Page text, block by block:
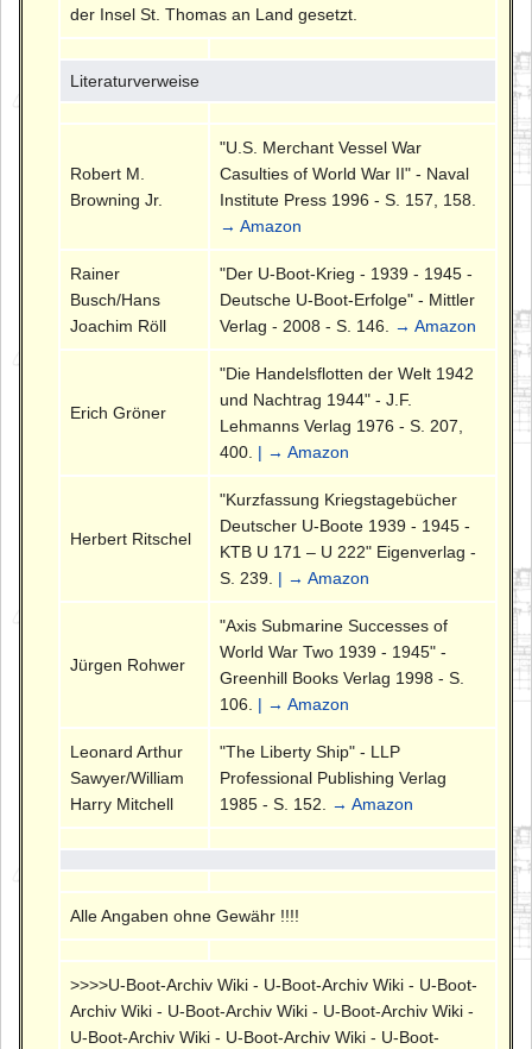
der Insel St. Thomas an Land gesetzt.
Literaturverweise
Robert M.
Browning Jr.
"U.S. Merchant Vessel War
Casulties of World War II" - Naval
Institute Press 1996 - S. 157, 158.
→ Amazon
Rainer
Busch/Hans
Joachim Röll
"Der U-Boot-Krieg - 1939 - 1945 -
Deutsche U-Boot-Erfolge" - Mittler
Verlag - 2008 - S. 146.
→ Amazon
Erich Gröner
"Die Handelsflotten der Welt 1942
und Nachtrag 1944" - J.F.
Lehmanns Verlag 1976 - S. 207,
400. | → Amazon
Herbert Ritschel
"Kurzfassung Kriegstagebücher
Deutscher U-Boote 1939 - 1945 -
KTB U 171 – U 222" Eigenverlag -
S. 239. | → Amazon
Jürgen Rohwer
"Axis Submarine Successes of
World War Two 1939 - 1945" -
Greenhill Books Verlag 1998 - S.
106. | → Amazon
Leonard Arthur
Sawyer/William
Harry Mitchell
"The Liberty Ship" - LLP
Professional Publishing Verlag
1985 - S. 152.
→ Amazon
Alle Angaben ohne Gewähr !!!!
>>>>U-Boot-Archiv Wiki - U-Boot-Archiv Wiki - U-Boot-
Archiv Wiki - U-Boot-Archiv Wiki - U-Boot-Archiv Wiki -
U-Boot-Archiv Wiki - U-Boot-Archiv Wiki - U-Boot-